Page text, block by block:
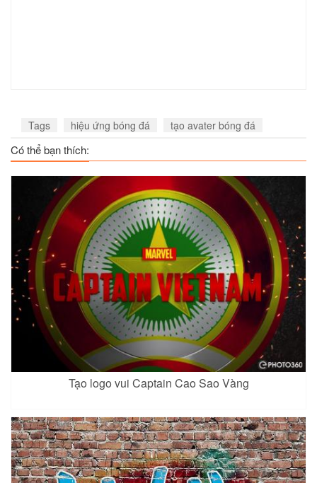
Tags hiệu ứng bóng đá tạo avater bóng đá
Có thể bạn thích:
Tạo logo vui Captain Cao Sao Vàng